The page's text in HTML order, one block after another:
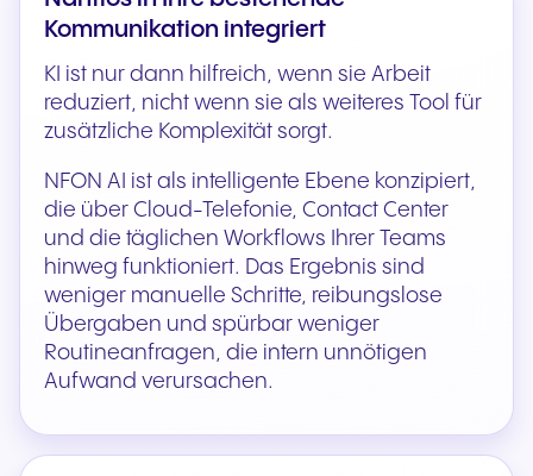
Kommunikation integriert
KI ist nur dann hilfreich, wenn sie Arbeit
reduziert, nicht wenn sie als weiteres Tool für
zusätzliche Komplexität sorgt.
NFON AI ist als intelligente Ebene konzipiert,
die über Cloud-Telefonie, Contact Center
und die täglichen Workflows Ihrer Teams
hinweg funktioniert. Das Ergebnis sind
weniger manuelle Schritte, reibungslose
Übergaben und spürbar weniger
Routineanfragen, die intern unnötigen
Aufwand verursachen.